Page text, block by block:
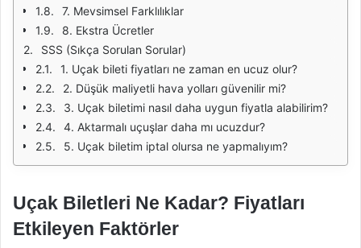
7. Mevsimsel Farklılıklar
8. Ekstra Ücretler
SSS (Sıkça Sorulan Sorular)
1. Uçak bileti fiyatları ne zaman en ucuz olur?
2. Düşük maliyetli hava yolları güvenilir mi?
3. Uçak biletimi nasıl daha uygun fiyatla alabilirim?
4. Aktarmalı uçuşlar daha mı ucuzdur?
5. Uçak biletim iptal olursa ne yapmalıyım?
Uçak Biletleri Ne Kadar? Fiyatları
Etkileyen Faktörler